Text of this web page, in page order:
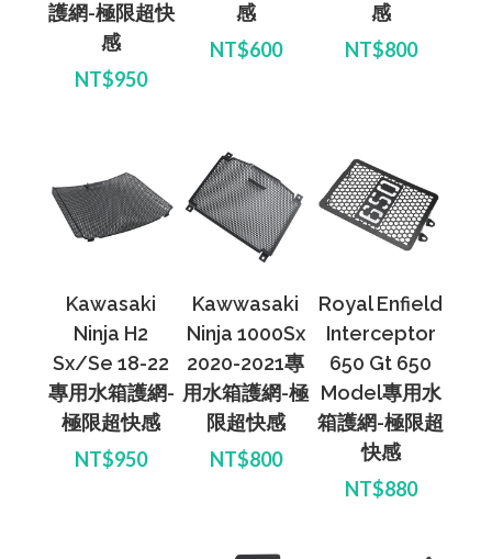
護網-極限超快
感
NT$950
感
NT$600
感
NT$800
Kawasaki
Ninja H2
Sx/Se 18-22
專用水箱護網-
極限超快感
NT$950
Kawwasaki
Ninja 1000Sx
2020-2021專
用水箱護網-極
限超快感
NT$800
Royal Enfield
Interceptor
650 Gt 650
Model專用水
箱護網-極限超
快感
NT$880